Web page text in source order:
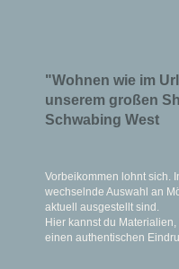
"Wohnen wie im
unserem großen
Schwabing West
Vorbeikommen lohnt sich.
wechselnde Auswahl an
aktuell ausgestellt sind.
Hier kannst du
einen authentischen